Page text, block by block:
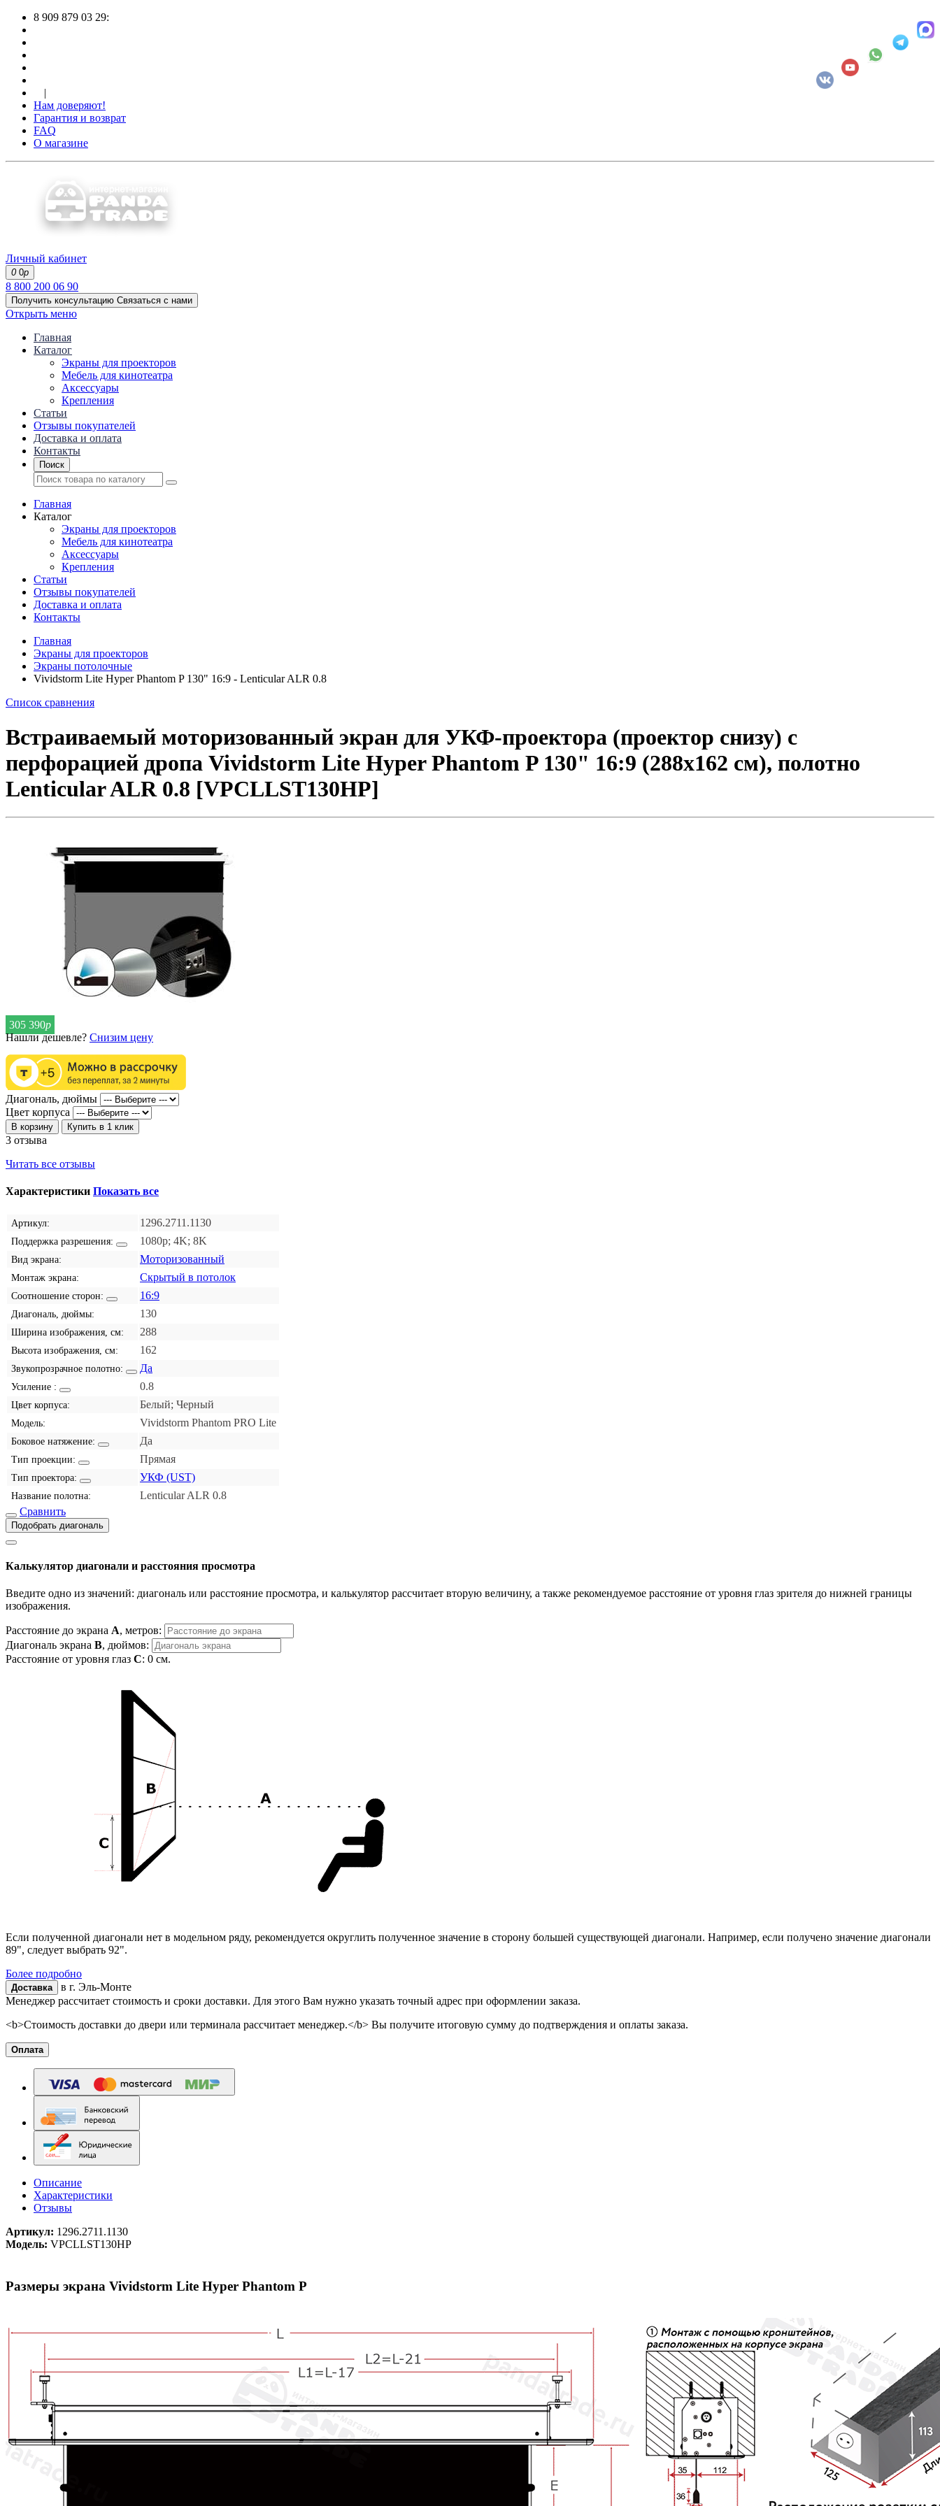
8 909 879 03 29:
|
Нам доверяют!
Гарантия и возврат
FAQ
О магазине
Личный кабинет
0 0р
8 800 200 06 90
Получить консультацию Связаться с нами
Открыть меню
Главная
Каталог
Экраны для проекторов
Mебель для кинотеатра
Аксессуары
Крепления
Статьи
Отзывы покупателей
Доставка и оплата
Контакты
Поиск
Главная
Каталог
Экраны для проекторов
Mебель для кинотеатра
Аксессуары
Крепления
Статьи
Отзывы покупателей
Доставка и оплата
Контакты
Главная
Экраны для проекторов
Экраны потолочные
Vividstorm Lite Hyper Phantom P 130" 16:9 - Lenticular ALR 0.8
Список сравнения
Встраиваемый моторизованный экран для УКФ-проектора (проектор снизу) с
перфорацией дропа Vividstorm Lite Hyper Phantom P 130" 16:9 (288x162 см), полотно
Lenticular ALR 0.8 [VPCLLST130HP]
305 390р
Нашли дешевле? Снизим цену
Диагональ, дюймы
Цвет корпуса
В корзину Купить в 1 клик
3 отзыва
Читать все отзывы
Характеристики Показать все
Артикул: 1296.2711.1130
Поддержка разрешения: 1080p; 4K; 8K
Вид экрана: Моторизованный
Монтаж экрана: Скрытый в потолок
Соотношение сторон: 16:9
Диагональ, дюймы: 130
Ширина изображения, см: 288
Высота изображения, см: 162
Звукопрозрачное полотно: Да
Усиление : 0.8
Цвет корпуса: Белый; Черный
Модель: Vividstorm Phantom PRO Lite
Боковое натяжение: Да
Тип проекции: Прямая
Тип проектора: УКФ (UST)
Название полотна:
Lenticular ALR 0.8
Сравнить
Подобрать диагональ
Калькулятор диагонали и расстояния просмотра
Введите одно из значений: диагональ или расстояние просмотра, и калькулятор рассчитает вторую величину, а также рекомендуемое расстояние от уровня глаз зрителя до нижней границы
изображения.
Расстояние до экрана A, метров:
Диагональ экрана B, дюймов:
Расстояние от уровня глаз C: 0 см.
Если полученной диагонали нет в модельном ряду, рекомендуется округлить полученное значение в сторону большей существующей диагонали. Например, если получено значение диагонали
89", следует выбрать 92".
Более подробно
Доставка в г. Эль-Монте
Менеджер рассчитает стоимость и сроки доставки. Для этого Вам нужно указать точный адрес при оформлении заказа.
<b>Стоимость доставки до двери или терминала рассчитает менеджер.</b> Вы получите итоговую сумму до подтверждения и оплаты заказа.
Оплата
Описание
Характеристики
Отзывы
Артикул: 1296.2711.1130
Модель: VPCLLST130HP
Размеры экрана Vividstorm Lite Hyper Phantom P